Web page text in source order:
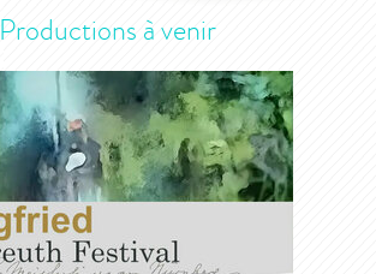
Productions à venir